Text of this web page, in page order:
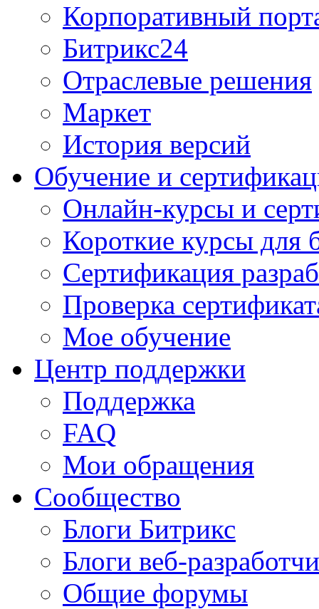
Корпоративный
Битрикс24
Отраслевые решения
Маркет
История версий
Обучение и
Онлайн-курсы и
Короткие курсы для
Сертификация
Проверка
Мое обучение
Центр поддержки
Поддержка
FAQ
Мои обращения
Сообщество
Блоги Битрикс
Блоги веб-
Общие форумы